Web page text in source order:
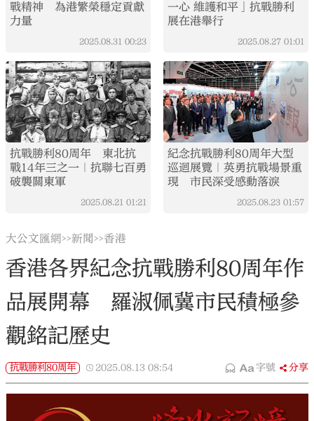
戰精神 為港繁榮穩定貢獻
力量
2025.08.31 00:23
一心 維護和平」抗戰勝利
展在港舉行
2025.08.27 01:01
抗戰勝利80周年 東北抗
戰14年三之一｜抗聯七百勇
破襲關東軍
2025.08.21 01:21
紀念抗戰勝利80周年大型
巡迴展覽｜英勇抗戰場景重
現 市民深受感動落淚
2025.08.23 01:57
大公文匯網>>新聞>>香港
香港各界紀念抗戰勝利80周年作
品展開幕 羅淑佩冀市民積極參
觀銘記歷史
抗戰勝利80周年 2025.08.13 08:54 字號 分享